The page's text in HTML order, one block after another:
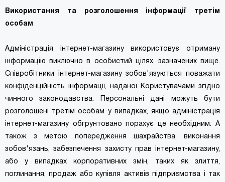
Використання та розголошення інформації третім
особам
Адміністрація інтернет-магазину використовує отриману
інформацію виключно в особистий цілях, зазначених вище.
Співробітники інтернет-магазину зобов'язуються поважати
конфіденційність інформації, наданої Користувачами згідно
чинного законодавства. Персональні дані можуть бути
розголошені третім особам у випадках, якщо адміністрація
інтернет-магазину обгрунтовано порахує це необхідним. А
також з метою попередження шахрайства, виконання
зобов'язань, забезпечення захисту прав інтернет-магазину,
або у випадках корпоративних змін, таких як злиття,
поглинання, продаж або купівля активів підприємства і так